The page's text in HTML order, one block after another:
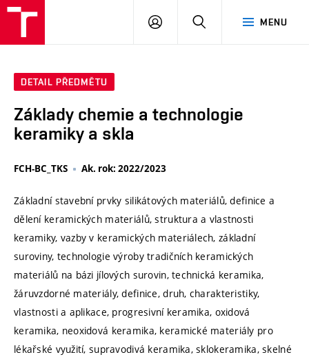
MENU
PŘIHLÁSIT
DETAIL PŘEDMĚTU
Základy chemie a technologie
keramiky a skla
FCH-BC_TKS Ak. rok: 2022/2023
Základní stavební prvky silikátových materiálů, definice a
dělení keramických materiálů, struktura a vlastnosti
keramiky, vazby v keramických materiálech, základní
suroviny, technologie výroby tradičních keramických
materiálů na bázi jílových surovin, technická keramika,
žáruvzdorné materiály, definice, druh, charakteristiky,
vlastnosti a aplikace, progresivní keramika, oxidová
keramika, neoxidová keramika, keramické materiály pro
lékařské využití, supravodivá keramika, sklokeramika, skelné